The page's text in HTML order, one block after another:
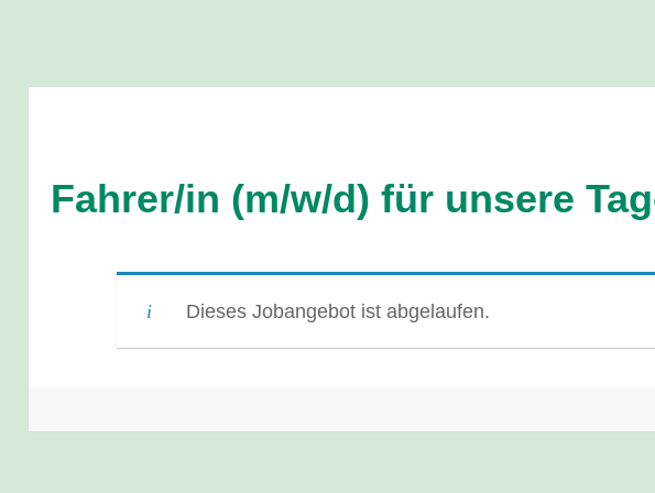
Fahrer/in (m/w/d) für unsere
Dieses Jobangebot ist abgelaufen.